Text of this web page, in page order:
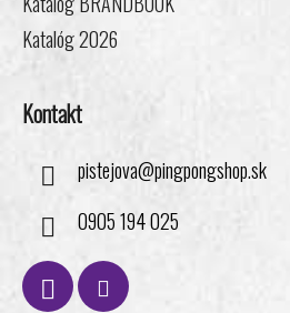
Katalóg 2026
Kontakt
pistejova@pingpongshop.sk
0905 194 025